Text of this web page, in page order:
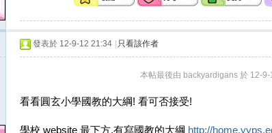
發表於 12-9-12 21:34 只看該作者
本帖最後由 backyardigans 於 12-
看看圓玄小學國教的大綱! 看可否接受!
學校 website 最下方,有寫國教的大綱 http://